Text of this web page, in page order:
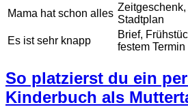
Mama hat schon alles
Stadtplan
Es ist sehr knapp
Brief,
festem Termin
So platzierst du ein
Kinderbuch als